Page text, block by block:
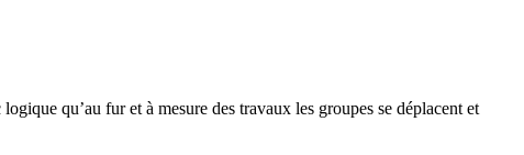
qu’au fur et à mesure des travaux les groupes se déplacent et